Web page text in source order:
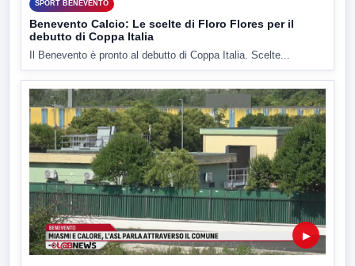
SPORT BENEVENTO
Benevento Calcio: Le scelte di Floro Flores per il
debutto di Coppa Italia
Il Benevento è pronto al debutto di Coppa Italia. Scelte...
▶